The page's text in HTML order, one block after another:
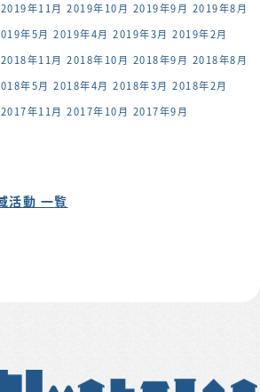
2019年11月 2019年10月 2019年9月 2019年8月
年5月 2019年4月 2019年3月 2019年2月
2018年11月 2018年10月 2018年9月 2018年8月
年5月 2018年4月 2018年3月 2018年2月
2017年11月 2017年10月 2017年9月
活動 一覧